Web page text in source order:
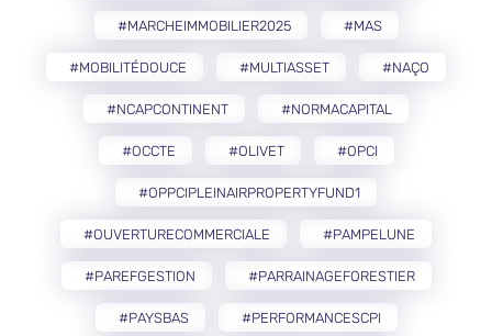
#MARCHEIMMOBILIER2025 #MAS
#MOBILITÉDOUCE #MULTIASSET #NAÇO
#NCAPCONTINENT #NORMACAPITAL
#OCCTE #OLIVET #OPCI
#OPPCIPLEINAIRPROPERTYFUND1
#OUVERTURECOMMERCIALE #PAMPELUNE
#PAREFGESTION #PARRAINAGEFORESTIER
#PAYSBAS #PERFORMANCESCPI